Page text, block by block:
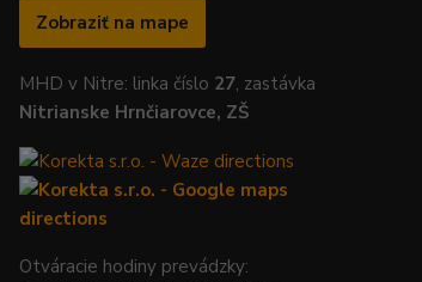
Zobraziť na mape
MHD v Nitre: linka číslo 27, zastávka
Nitrianske Hrnčiarovce, ZŠ
Otváracie hodiny prevádzky: